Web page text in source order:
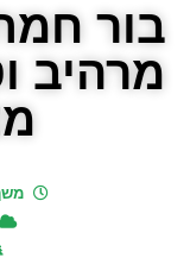
בור
מרהיב